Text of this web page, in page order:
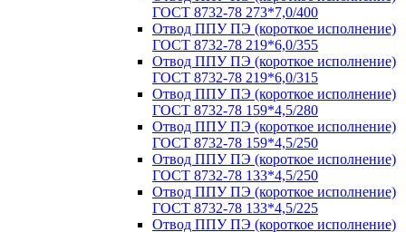
ГОСТ 8732-78 273*7,0/400
Отвод ППУ ПЭ (короткое исполнение)
ГОСТ 8732-78 219*6,0/355
Отвод ППУ ПЭ (короткое исполнение)
ГОСТ 8732-78 219*6,0/315
Отвод ППУ ПЭ (короткое исполнение)
ГОСТ 8732-78 159*4,5/280
Отвод ППУ ПЭ (короткое исполнение)
ГОСТ 8732-78 159*4,5/250
Отвод ППУ ПЭ (короткое исполнение)
ГОСТ 8732-78 133*4,5/250
Отвод ППУ ПЭ (короткое исполнение)
ГОСТ 8732-78 133*4,5/225
Отвод ППУ ПЭ (короткое исполнение)